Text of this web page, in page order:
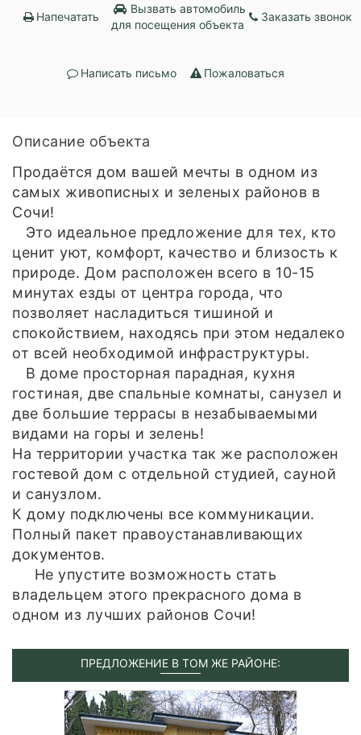
Напечатать
Вызвать автомобиль
для посещения объекта
Заказать звонок
Написать письмо Пожаловаться
Описание объекта
Продаётся дом вашей мечты в одном из
самых живописных и зеленых районов в
Сочи!
Это идеальное предложение для тех, кто
ценит уют, комфорт, качество и близость к
природе. Дом расположен всего в 10-15
минутах езды от центра города, что
позволяет насладиться тишиной и
спокойствием, находясь при этом недалеко
от всей необходимой инфраструктуры.
В доме просторная парадная, кухня
гостиная, две спальные комнаты, санузел и
две большие террасы в незабываемыми
видами на горы и зелень!
На территории участка так же расположен
гостевой дом с отдельной студией, сауной
и санузлом.
К дому подключены все коммуникации.
Полный пакет правоустанавливающих
документов.
Не упустите возможность стать
владельцем этого прекрасного дома в
одном из лучших районов Сочи!
ПРЕДЛОЖЕНИЕ В ТОМ ЖЕ РАЙОНЕ: